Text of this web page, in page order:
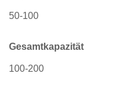
50-100
Gesamtkapazität
100-200